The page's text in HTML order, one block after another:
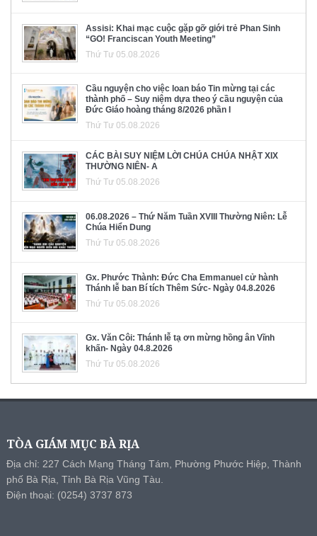
Assisi: Khai mạc cuộc gặp gỡ giới trẻ Phan Sinh
“GO! Franciscan Youth Meeting”
Thứ Tư 05.08.2026
Cầu nguyện cho việc loan báo Tin mừng tại các
thành phố – Suy niệm dựa theo ý cầu nguyện của
Đức Giáo hoàng tháng 8/2026 phần I
Thứ Tư 05.08.2026
CÁC BÀI SUY NIỆM LỜI CHÚA CHÚA NHẬT XIX
THƯỜNG NIÊN- A
Thứ Tư 05.08.2026
06.08.2026 – Thứ Năm Tuần XVIII Thường Niên: Lễ
Chúa Hiển Dung
Thứ Tư 05.08.2026
Gx. Phước Thành: Đức Cha Emmanuel cử hành
Thánh lễ ban Bí tích Thêm Sức- Ngày 04.8.2026
Thứ Tư 05.08.2026
Gx. Văn Côi: Thánh lễ tạ ơn mừng hồng ân Vĩnh
khấn- Ngày 04.8.2026
Thứ Tư 05.08.2026
TÒA GIÁM MỤC BÀ RỊA
Địa chỉ: 227 Cách Mạng Tháng Tám, Phường Phước Hiệp, Thành
phố Bà Rịa, Tỉnh Bà Rịa Vũng Tàu.
Điện thoại: (0254) 3737 873